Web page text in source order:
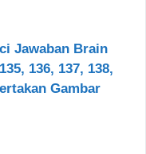
Jawaban Brain
136, 137, 138,
Gambar